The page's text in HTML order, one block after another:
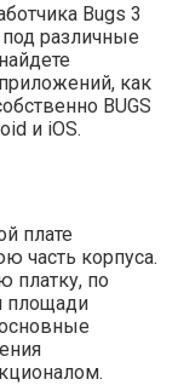
Bugs 3
различные
как
BUGS
и iOS.
плате
часть корпуса.
платку, по
площади